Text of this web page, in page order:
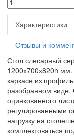
Характеристики
Отзывы и
Стол слесарный
1200х700х820h мм.
каркасе из
разобранном
оцинкованного
регулированными
нагрузку на
комплектоваться